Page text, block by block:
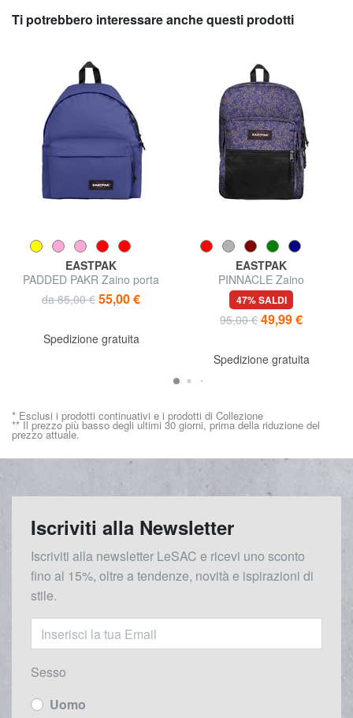
Ti potrebbero interessare anche questi prodotti
EASTPAK
PADDED PAKR Zaino porta
tablet
da 85,00 € 55,00 €
Spedizione gratuita
EASTPAK
PINNACLE Zaino
47% SALDI
95,00 € 49,99 €
Spedizione gratuita
* Esclusi i prodotti continuativi e i prodotti di Collezione
** Il prezzo più basso degli ultimi 30 giorni, prima della riduzione del
prezzo attuale.
Iscriviti alla Newsletter
Iscriviti alla newsletter LeSAC e ricevi uno sconto
fino al 15%, oltre a tendenze, novità e ispirazioni di
stile.
Sesso
Uomo